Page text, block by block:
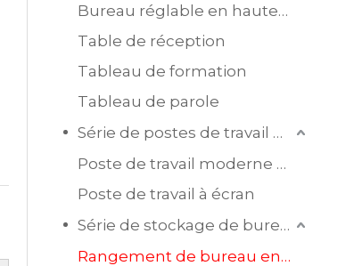
Bureau réglable en hauteur
Table de réception
Tableau de formation
Tableau de parole
Série de postes de travail de bureau
Poste de travail moderne en mélamine
Poste de travail à écran
Série de stockage de bureau
Rangement de bureau en bois